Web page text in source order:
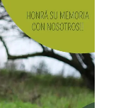
que,durante las